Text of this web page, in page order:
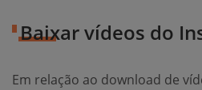
Baixar vídeos do
Em relação ao download de